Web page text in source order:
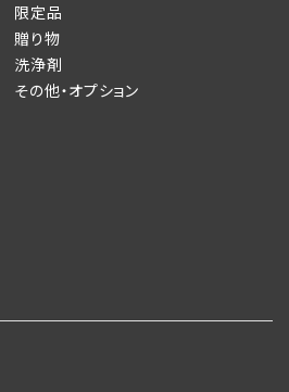
限定品
贈り物
洗浄剤
その他・オプション